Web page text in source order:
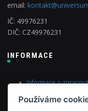
email:
IČ: 49976231
DIČ: CZ49976231
INFORMACE
Informace o
Používáme